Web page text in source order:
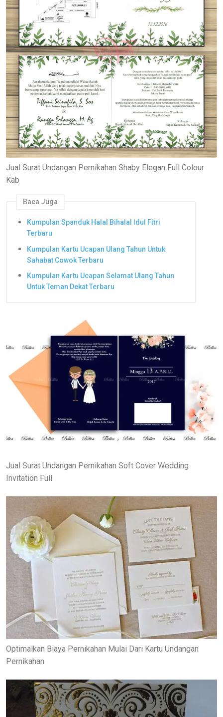
Jual Surat Undangan Pernikahan Shaby Elegan Full Colour
Kab
Baca Juga
Kumpulan Spanduk Halal Bihalal Idul Fitri
Terbaru
Kumpulan Kartu Ucapan Ulang Tahun Untuk
Sahabat Cowok Terbaru
Kumpulan Kartu Ucapan Selamat Ulang Tahun
Untuk Teman Dekat Terbaru
Jual Surat Undangan Pernikahan Soft Cover Wedding
Invitation Full
Optimalkan Biaya Pernikahan Mulai Dari Kartu Undangan
Pernikahan